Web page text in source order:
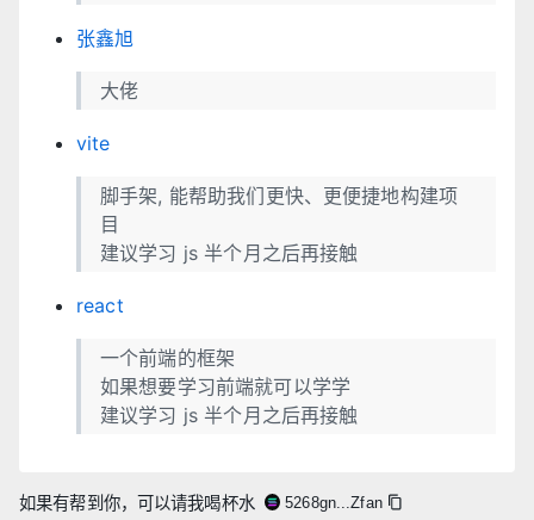
张鑫旭
大佬
vite
脚手架, 能帮助我们更快、更便捷地构建项
目
建议学习 js 半个月之后再接触
react
一个前端的框架
如果想要学习前端就可以学学
建议学习 js 半个月之后再接触
如果有帮到你，可以请我喝杯水 5268gn...Zfan